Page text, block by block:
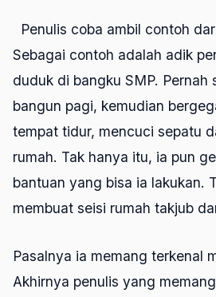
Penulis coba ambil contoh
Sebagai contoh adalah adik
duduk di bangku SMP. Pernah
bangun pagi, kemudian
tempat tidur, mencuci sepatu
rumah. Tak hanya itu, ia pun
bantuan yang bisa ia lakukan.
membuat seisi rumah takjub
Pasalnya ia memang terkenal
Akhirnya penulis yang